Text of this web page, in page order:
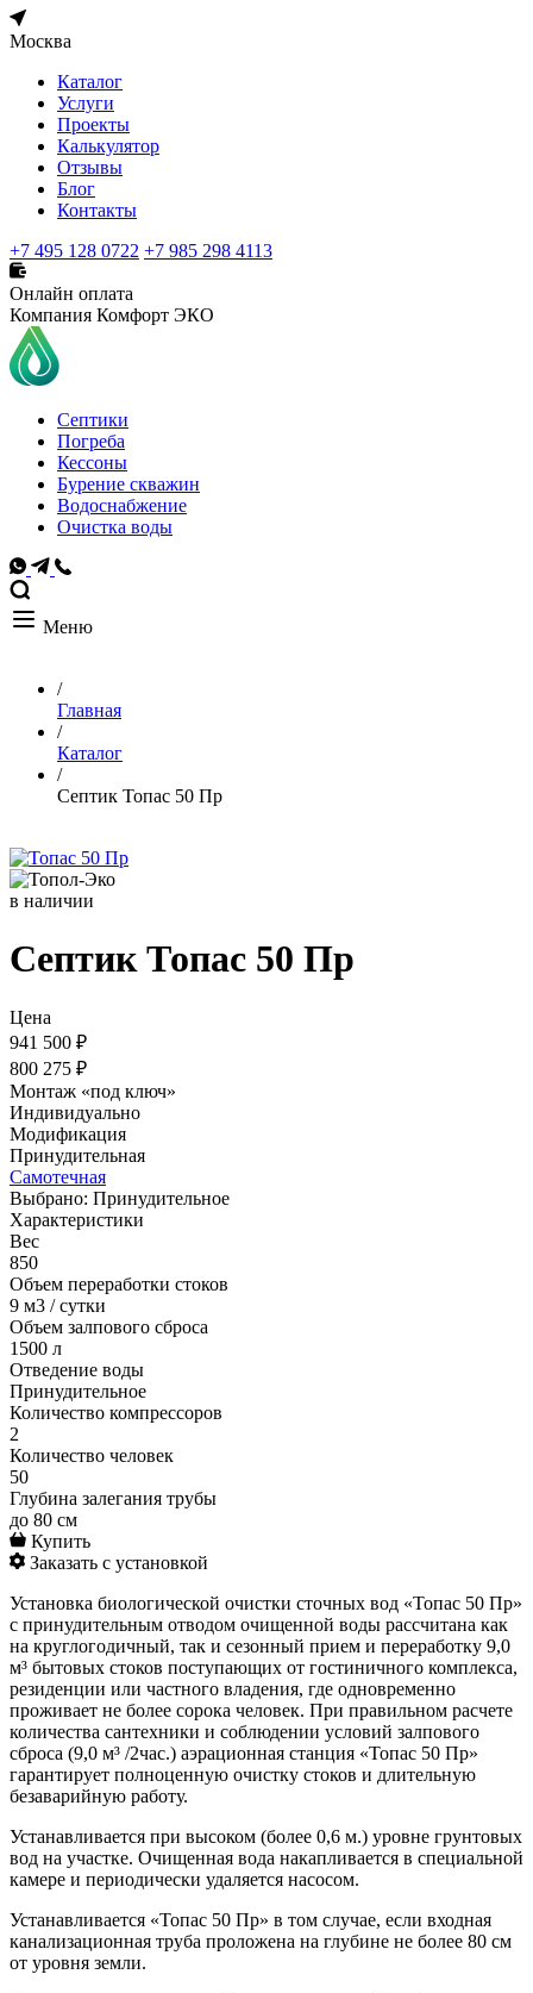
Москва
Каталог
Услуги
Проекты
Калькулятор
Отзывы
Блог
Контакты
+7 495 128 0722 +7 985 298 4113
Онлайн оплата
Компания Комфорт ЭКО
Септики
Погреба
Кессоны
Бурение скважин
Водоснабжение
Очистка воды
Меню
/
Главная
/
Каталог
/
Септик Топас 50 Пр
в наличии
Септик Топас 50 Пр
Цена
941 500 ₽
800 275 ₽
Монтаж «под ключ»
Индивидуально
Модификация
Принудительная
Самотечная
Выбрано: Принудительное
Характеристики
Вес
850
Объем переработки стоков
9 м3 / сутки
Объем залпового сброса
1500 л
Отведение воды
Принудительное
Количество компрессоров
2
Количество человек
50
Глубина залегания трубы
до 80 см
Купить
Заказать с установкой
Установка биологической очистки сточных вод «Топас 50 Пр»
с принудительным отводом очищенной воды рассчитана как
на круглогодичный, так и сезонный прием и переработку 9,0
м³ бытовых стоков поступающих от гостиничного комплекса,
резиденции или частного владения, где одновременно
проживает не более сорока человек. При правильном расчете
количества сантехники и соблюдении условий залпового
сброса (9,0 м³ /2час.) аэрационная станция «Топас 50 Пр»
гарантирует полноценную очистку стоков и длительную
безаварийную работу.
Устанавливается при высоком (более 0,6 м.) уровне грунтовых
вод на участке. Очищенная вода накапливается в специальной
камере и периодически удаляется насосом.
Устанавливается «Топас 50 Пр» в том случае, если входная
канализационная труба проложена на глубине не более 80 см
от уровня земли.